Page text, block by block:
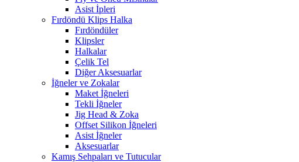
Asist İpleri
Fırdöndü Klips Halka
Fırdöndüler
Klipsler
Halkalar
Çelik Tel
Diğer Aksesuarlar
İğneler ve Zokalar
Maket İğneleri
Tekli İğneler
Jig Head & Zoka
Offset Silikon İğneleri
Asist İğneler
Aksesuarlar
Kamış Sehpaları ve Tutucular